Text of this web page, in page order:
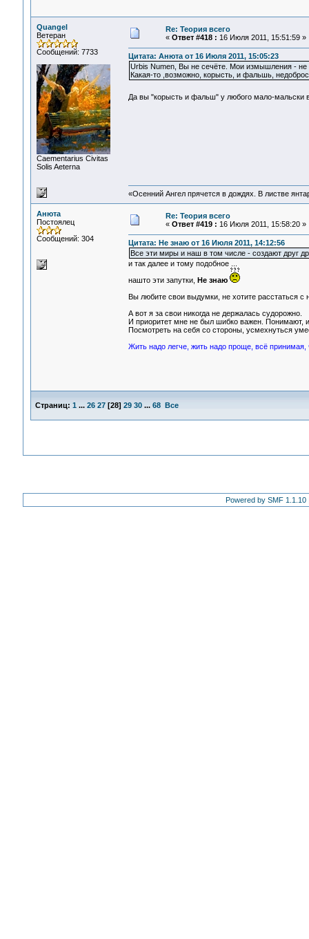
Quangel
Ветеран
Сообщений: 7733
Сaementarius Civitas
Solis Aeterna
Re: Теория всего
« Ответ #418 : 16 Июля 2011, 15:51:59 »
Цитата: Анюта от 16 Июля 2011, 15:05:23
Urbis Numen, Вы не сечёте. Мои измышления - не
Какая-то ,возможно, корысть, и фальшь,
Да вы "корысть и фальш" у любого мало-мальски
«Осенний Ангел прячется в дождях. В листве
Анюта
Постоялец
Сообщений: 304
Re: Теория всего
« Ответ #419 : 16 Июля 2011, 15:58:20 »
Цитата: Не знаю от 16 Июля 2011, 14:12:56
Все эти миры и наш в том числе - создают друг
и так далее и тому подобное ...
нашто эти запутки,
Не знаю
Вы любите свои выдумки, не хотите расстаться с
А вот я за свои никогда не держалась судорожно.
И приоритет мне не был шибко важен. Понимают,
Посмотреть на себя со стороны, усмехнуться
Жить надо легче, жить надо проще, всё принимая,
Страниц: 1 ... 26 27[28] 29 30 ... 68 Все
Powered by SMF 1.1.10